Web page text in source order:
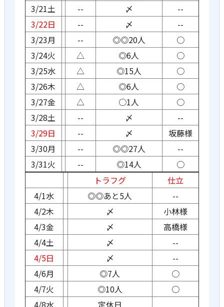
3/21土
-- 〆
--
3/22日
-- 〆
--
3/23月
-- ◎◎20人
○
3/24火
△ ◎6人
○
3/25水
△ ◎15人
○
3/26木
△ ◎6人
○
3/27金
△ ○1人
○
3/28土
-- 〆
--
3/29日
-- 〆
坂藤様
3/30月
-- ◎◎27人
--
3/31火
-- ◎14人
○
トラフグ
仕立
4/1水
◎◎あと5人
--
4/2木
〆
小林様
4/3金
〆
高橋様
4/4土
〆
--
4/5日
〆
--
4/6月
◎7人
○
4/7火
◎10人
○